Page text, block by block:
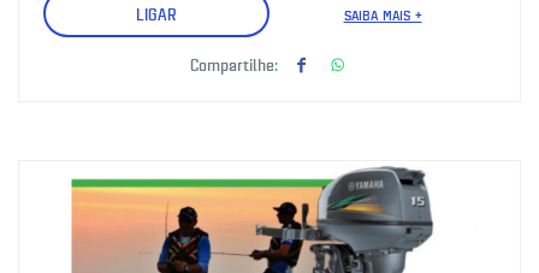
LIGAR SAIBA MAIS +
Compartilhe: